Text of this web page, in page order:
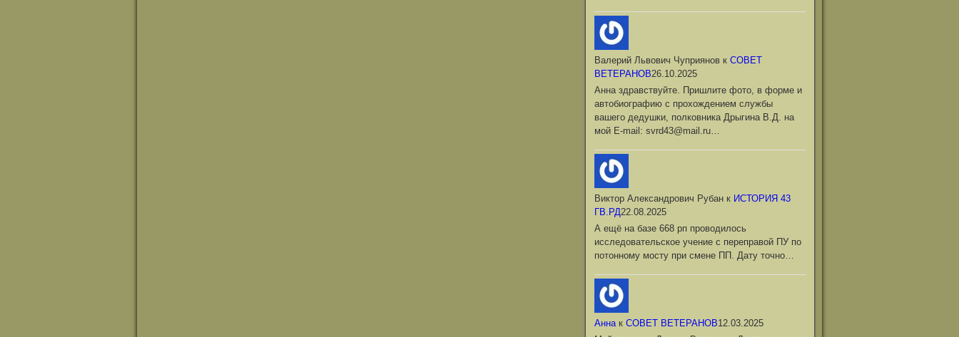
Валерий Львович Чуприяновк СОВЕТ
ВЕТЕРАНОВ26.10.2025
Анна здравствуйте. Пришлите фото, в форме и
автобиографию с прохождением службы
вашего дедушки, полковника Дрыгина В.Д. на
мой Е-mail: svrd43@mail.ru…
Виктор Александрович Рубанк ИСТОРИЯ 43
ГВ.РД22.08.2025
А ещё на базе 668 рп проводилось
исследовательское учение с переправой ПУ по
потонному мосту при смене ПП. Дату точно…
Аннак СОВЕТ ВЕТЕРАНОВ12.03.2025